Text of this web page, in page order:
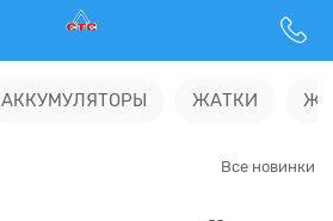
АККУМУЛЯТОРЫ ЖАТКИ
Все новинки